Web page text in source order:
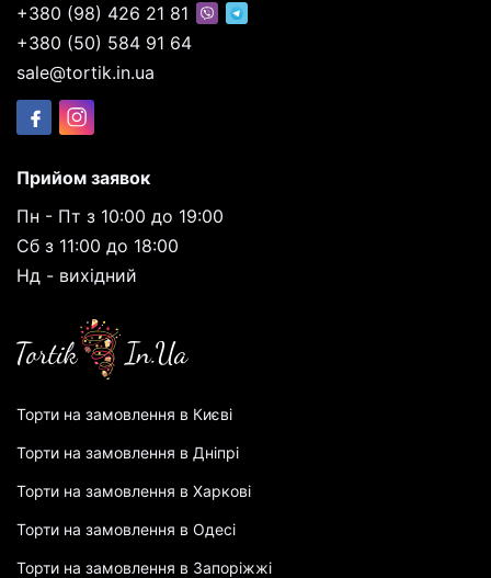
+380 (98) 426 21 81
+380 (50) 584 91 64
sale@tortik.in.ua
Прийом заявок
Пн - Пт з 10:00 до 19:00
Сб з 11:00 до 18:00
Нд - вихідний
Торти на замовлення в Києві
Торти на замовлення в Дніпрі
Торти на замовлення в Харкові
Торти на замовлення в Одесі
Торти на замовлення в Запоріжжі